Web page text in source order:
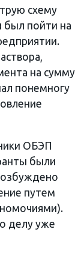
схему
пойти на
на сумму
понемногу
ОБЭП
были
путем
делу уже